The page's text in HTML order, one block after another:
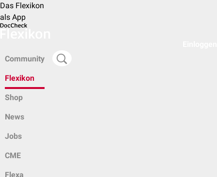
Das Flexikon
als App
Community
Flexikon
Shop
News
Jobs
CME
Flexa